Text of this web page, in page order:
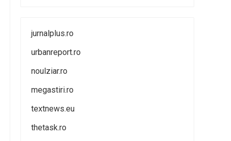
jurnalplus.ro
urbanreport.ro
noulziar.ro
megastiri.ro
textnews.eu
thetask.ro